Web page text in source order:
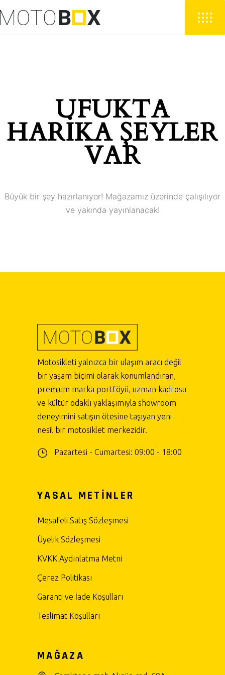
UFUKTA
HARIKA ŞEYLER
VAR
Büyük bir şey hazırlanıyor! Mağazamız üzerinde çalışılıyor
ve yakında yayınlanacak!
Motosikleti yalnızca bir ulaşım aracı değil
bir yaşam biçimi olarak konumlandıran,
premium marka portföyü, uzman kadrosu
ve kültür odaklı yaklaşımıyla showroom
deneyimini satışın ötesine taşıyan yeni
nesil bir motosiklet merkezidir.
Pazartesi - Cumartesi: 09:00 - 18:00
YASAL METİNLER
Mesafeli Satış Sözleşmesi
Üyelik Sözleşmesi
KVKK Aydınlatma Metni
Çerez Politikası
Garanti ve İade Koşulları
Teslimat Koşulları
MAĞAZA